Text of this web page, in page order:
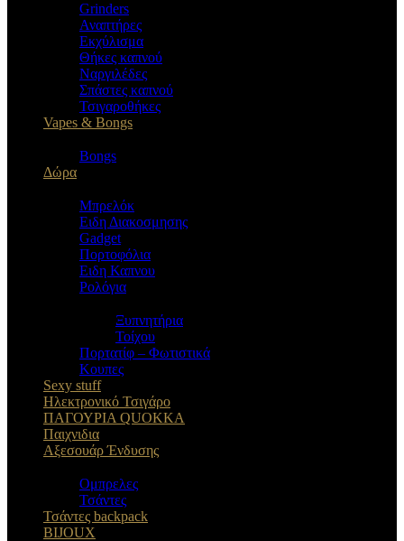
Grinders
Αναπτήρες
Εκχύλισμα
Θήκες καπνού
Ναργιλέδες
Σπάστες καπνού
Τσιγαροθήκες
Vapes & Bongs
Bongs
Δώρα
Μπρελόκ
Eιδη Διακοσμησης
Gadget
Πορτοφόλια
Ειδη Καπνου
Ρολόγια
Ξυπνητήρια
Τοίχου
Πορτατίφ – Φωτιστικά
Κουπες
Sexy stuff
Ηλεκτρονικό Τσιγάρο
ΠΑΓΟΥΡΙΑ QUOKKA
Παιχνιδια
Αξεσουάρ Ένδυσης
Oμπρελες
Τσάντες
Τσάντες backpack
BIJOUX